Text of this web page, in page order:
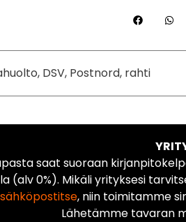
DSV, Postnord, rahti
saat suoraan
(alv 0%). Mikäli yrityksesi
sähköpostitse, niin toimitamme
Lähetämme tavaran